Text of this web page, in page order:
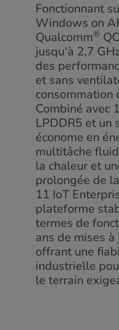
Fonctionnant
Windows on
Qualcomm®
jusqu'à 2,7
des
et sans
consommation
Combiné avec
LPDDR5 et un
économe en
multitâche
la chaleur et
prolongée de
11 IoT
plateforme
termes de
ans de mises
offrant une
industrielle
le terrain